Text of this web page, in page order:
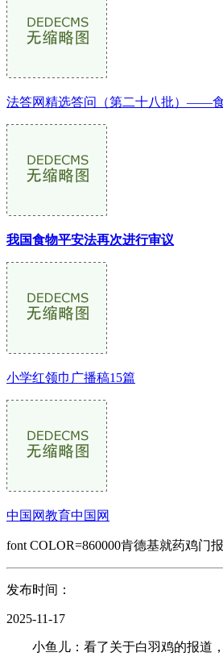
法答网精选答问（第二十八批）——
我国食物平安法再次进行审议
小学红领巾广播稿15篇
中国网教育中国网
font COLOR=860000肯德基就药鸡门
发布时间：
2025-11-17
小鱼儿：看了关于白羽鸡的报道，